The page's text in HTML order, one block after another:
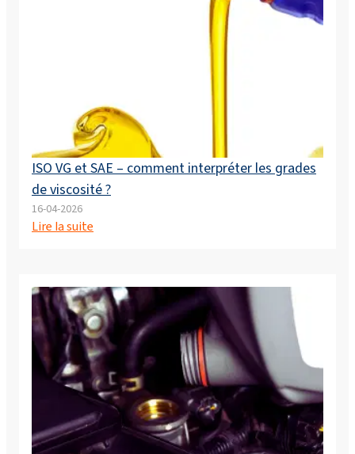
ISO VG et SAE – comment interpréter les grades
de viscosité ?
16-04-2026
Lire la suite